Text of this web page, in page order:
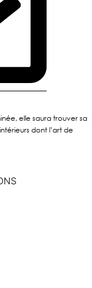
elle saura trouver sa
dont l’art de